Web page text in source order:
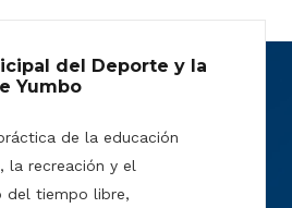
del Deporte y la
Yumbo
de la educación
la recreación y el
del tiempo libre,